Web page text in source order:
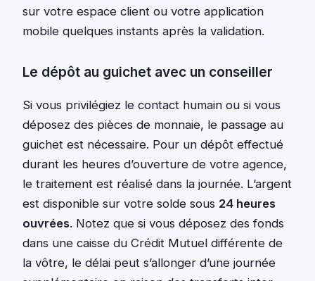
sur votre espace client ou votre application
mobile quelques instants après la validation.
Le dépôt au guichet avec un conseiller
Si vous privilégiez le contact humain ou si vous
déposez des pièces de monnaie, le passage au
guichet est nécessaire. Pour un dépôt effectué
durant les heures d’ouverture de votre agence,
le traitement est réalisé dans la journée. L’argent
est disponible sur votre solde sous 24 heures
ouvrées. Notez que si vous déposez des fonds
dans une caisse du Crédit Mutuel différente de
la vôtre, le délai peut s’allonger d’une journée